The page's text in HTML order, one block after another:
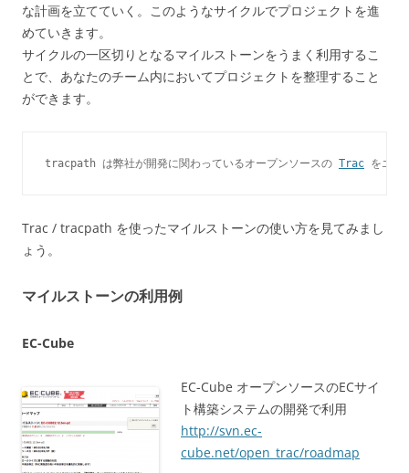
な計画を立てていく。このようなサイクルでプロジェクトを進
めていきます。
サイクルの一区切りとなるマイルストーンをうまく利用するこ
とで、あなたのチーム内においてプロジェクトを整理すること
ができます。
tracpath は弊社が開発に関わっているオープンソースの Trac
Trac / tracpath を使ったマイルストーンの使い方を見てみまし
ょう。
マイルストーンの利用例
EC-Cube
EC-Cube オープンソースのECサイ
ト構築システムの開発で利用
http://svn.ec-
cube.net/open_trac/roadmap